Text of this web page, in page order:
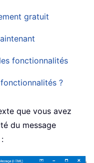
gratuit
fonctionnalités
?
que vous avez
du message